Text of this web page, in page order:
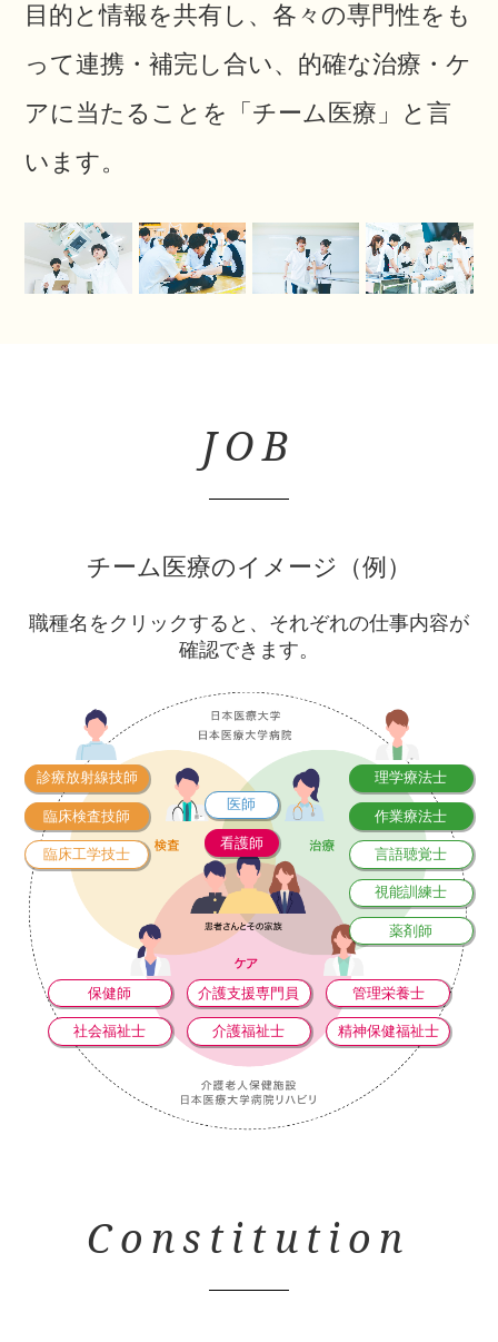
目的と情報を共有し、各々の専門性をも
って連携・補完し合い、的確な治療・ケ
アに当たることを「チーム医療」と言
います。
JOB
チーム医療のイメージ（例）
職種名をクリックすると、それぞれの仕事内容が
確認できます。
診療放射線技師
臨床検査技師
臨床工学技士
医師
看護師
理学療法士
作業療法士
言語聴覚士
視能訓練士
薬剤師
保健師 介護支援専門員 管理栄養士
社会福祉士 介護福祉士 精神保健福祉士
Constitution